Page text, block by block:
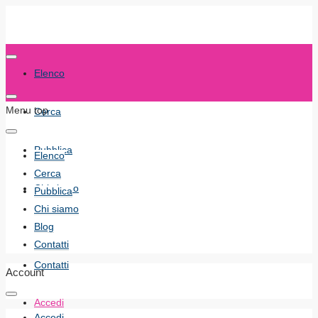
Elenco
Cerca
Pubblica
Chi siamo
Blog
Contatti
Accedi
Menu top
Elenco
Cerca
Pubblica
Chi siamo
Blog
Contatti
Account